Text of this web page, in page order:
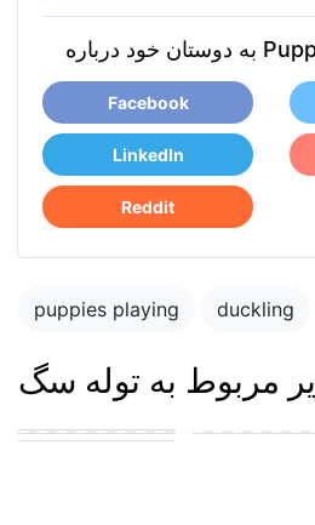
Facebook
LinkedIn
Reddit
puppies playing duckling
مربوط به توله سگ
Blue merle
cattledog and
german shepard
puppy in the park
puppies